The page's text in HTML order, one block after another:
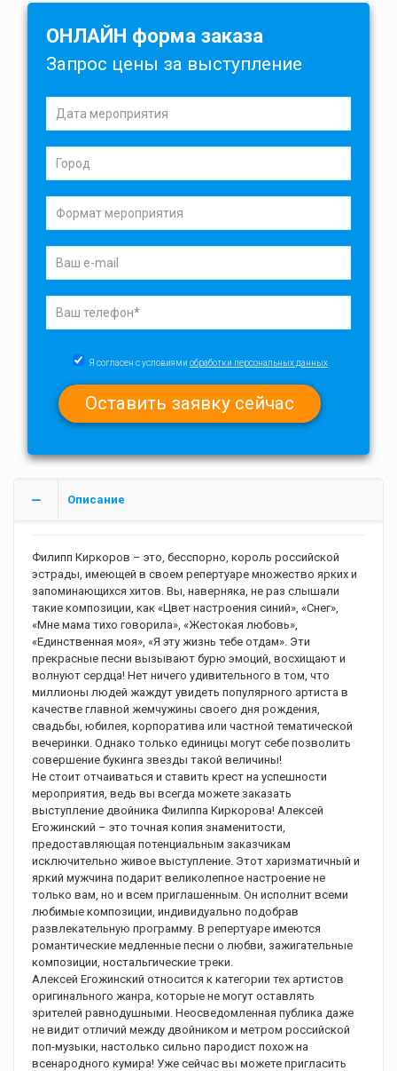
ОНЛАЙН форма заказа
Запрос цены за выступление
Я согласен с условиями обработки персональных данных
Описание
Филипп Киркоров – это, бесспорно, король российской
эстрады, имеющей в своем репертуаре множество ярких и
запоминающихся хитов. Вы, наверняка, не раз слышали
такие композиции, как «Цвет настроения синий», «Снег»,
«Мне мама тихо говорила», «Жестокая любовь»,
«Единственная моя», «Я эту жизнь тебе отдам». Эти
прекрасные песни вызывают бурю эмоций, восхищают и
волнуют сердца! Нет ничего удивительного в том, что
миллионы людей жаждут увидеть популярного артиста в
качестве главной жемчужины своего дня рождения,
свадьбы, юбилея, корпоратива или частной тематической
вечеринки. Однако только единицы могут себе позволить
совершение букинга звезды такой величины!
Не стоит отчаиваться и ставить крест на успешности
мероприятия, ведь вы всегда можете заказать
выступление двойника Филиппа Киркорова! Алексей
Егожинский – это точная копия знаменитости,
предоставляющая потенциальным заказчикам
исключительно живое выступление. Этот харизматичный и
яркий мужчина подарит великолепное настроение не
только вам, но и всем приглашенным. Он исполнит всеми
любимые композиции, индивидуально подобрав
развлекательную программу. В репертуаре имеются
романтические медленные песни о любви, зажигательные
композиции, ностальгические треки.
Алексей Егожинский относится к категории тех артистов
оригинального жанра, которые не могут оставлять
зрителей равнодушными. Неосведомленная публика даже
не видит отличий между двойником и метром российской
поп-музыки, настолько сильно пародист похож на
всенародного кумира! Уже сейчас вы можете пригласить